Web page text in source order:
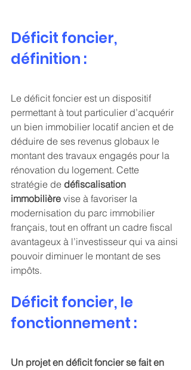
Déficit foncier,
définition :
Le déficit foncier est un dispositif
permettant à tout particulier d’acquérir
un bien immobilier locatif ancien et de
déduire de ses revenus globaux le
montant des travaux engagés pour la
rénovation du logement. Cette
stratégie de défiscalisation
immobilière vise à favoriser la
modernisation du parc immobilier
français, tout en offrant un cadre fiscal
avantageux à l’investisseur qui va ainsi
pouvoir diminuer le montant de ses
impôts.
Déficit foncier, le
fonctionnement :
Un projet en déficit foncier se fait en